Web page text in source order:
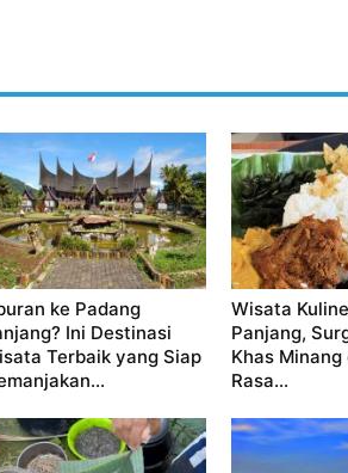
ke Padang
Ini Destinasi
Terbaik yang Siap
Wisata
Panjang,
Khas
Rasa...